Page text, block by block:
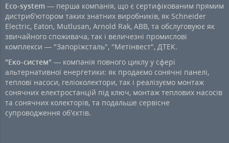
Eco-system — перша компанія, що є сертифікованим прямим
дистриб'ютором таких знатних виробників, як Schneider
Electric, Eaton, Mutlusan, Arnold Rak, ABB, та обслуговуює як
звичайного споживача, так і величезні промислові
комплекси — "Запоріжсталь", "Метінвест", ДТЕК.
"Еко-систем" — компанія повного циклу у сфері
альтернативної енергетики: як продаємо сонячні панелі,
теплові насоси, геліоколектори, так і реалізуємо монтаж
сонячних електростанцій під ключ, монтаж теплових насосів
та сонячних колекторів, та подальше сервісне
супроводження об'єктів.